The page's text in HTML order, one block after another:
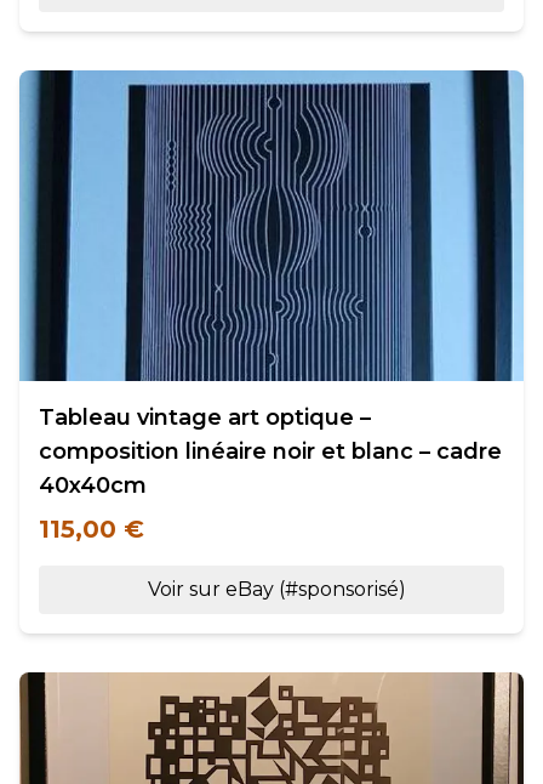
Tableau vintage art optique –
composition linéaire noir et blanc – cadre
40x40cm
115,00 €
Voir sur eBay (#sponsorisé)